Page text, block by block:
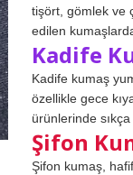
tişört, gömlek ve
edilen
Kadife
Kadife kumaş
özellikle gece
ürünlerinde sıkça
Şifon
Şifon kumaş,